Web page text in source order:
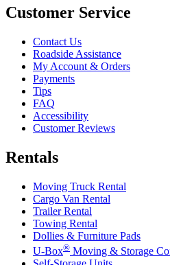
Customer Service
Contact Us
Roadside Assistance
My Account & Orders
Payments
Tips
FAQ
Accessibility
Customer Reviews
Rentals
Moving Truck Rental
Cargo Van Rental
Trailer Rental
Towing Rental
Dollies & Furniture Pads
U-Box® Moving & Storage